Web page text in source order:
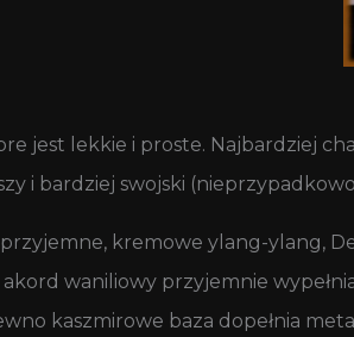
jest lekkie i proste. Najbardziej
i bardziej swojski
przyjemne, kremowe ylang-ylang,
akord waniliowy przyjemnie
kaszmirowe baza dopełnia